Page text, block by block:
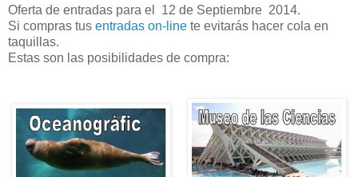
Oferta de entradas para el 12 de Septiembre 2014.
Si compras tus entradas on-line te evitarás hacer cola en
taquillas.
Estas son las posibilidades de compra: